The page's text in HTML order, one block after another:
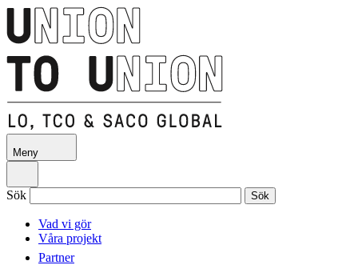
Hoppa
huvudinnehåll
Huvudmeny
Meny
Sök
Huvudmeny
Vad vi gör
Våra projekt
Partner